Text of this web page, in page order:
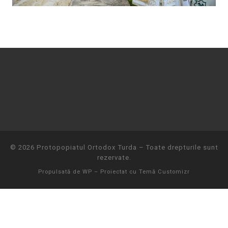
© 2026 Protopopiatul Ortodox Turda – Toate drepturile sunt
rezervate.
Propulsată de WP – Proiectat cu Temă Customizr